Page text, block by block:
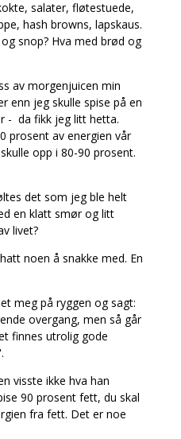
salater, fløtestuede,
hash browns, lapskaus.
snop? Hva med brød og
av morgenjuicen min
enn jeg skulle spise på en
- da fikk jeg litt hetta.
prosent av energien vår
opp i 80-90 prosent.
det som jeg ble helt
en klatt smør og litt
livet?
noen å snakke med. En
meg på ryggen og sagt:
overgang, men så går
finnes utrolig gode
visste ikke hva han
90 prosent fett, du skal
fra fett. Det er noe